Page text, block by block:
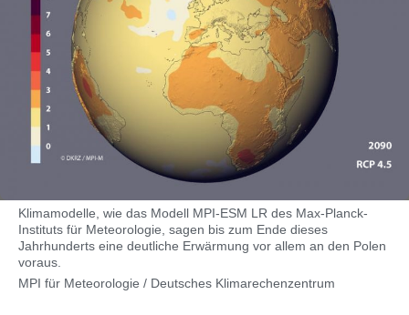
Klimamodelle, wie das Modell MPI-ESM LR des Max-Planck-
Instituts für Meteorologie, sagen bis zum Ende dieses
Jahrhunderts eine deutliche Erwärmung vor allem an den Polen
voraus.
MPI für Meteorologie / Deutsches Klimarechenzentrum